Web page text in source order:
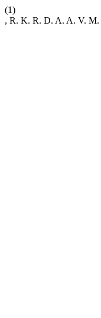
(1)
, R. K. R. D. A. A. V.